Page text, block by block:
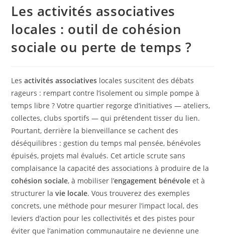
Les activités associatives
locales : outil de cohésion
sociale ou perte de temps ?
Lesactivités associatives locales suscitent des débats
rageurs : rempart contre l’isolement ou simple pompe à
temps libre ? Votre quartier regorge d’initiatives — ateliers,
collectes, clubs sportifs — qui prétendent tisser du lien.
Pourtant, derrière la bienveillance se cachent des
déséquilibres : gestion du temps mal pensée, bénévoles
épuisés, projets mal évalués. Cet article scrute sans
complaisance la capacité des associations à produire de la
cohésion sociale, à mobiliser l’engagement bénévole et à
structurer lavie locale. Vous trouverez des exemples
concrets, une méthode pour mesurer l’impact local, des
leviers d’action pour les collectivités et des pistes pour
éviter que l’animation communautaire ne devienne une